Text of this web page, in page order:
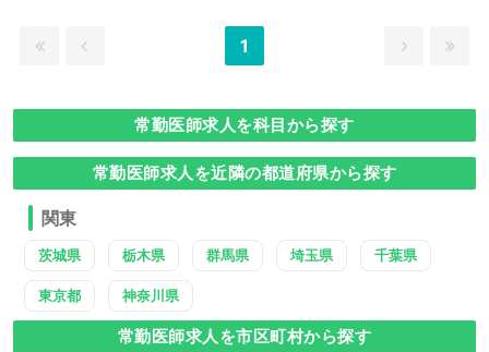
1
常勤医師求人を科目から探す
常勤医師求人を近隣の都道府県から探す
関東
茨城県 栃木県 群馬県 埼玉県 千葉県
東京都 神奈川県
常勤医師求人を市区町村から探す